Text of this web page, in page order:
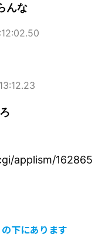
んな
applism/162865
下にあります